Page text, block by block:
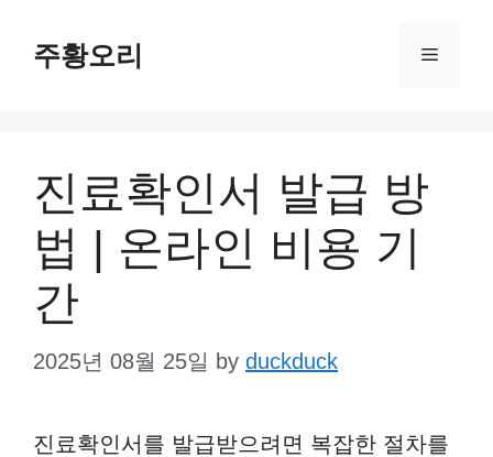
주황오리 Menu
진료확인서 발급 방
법 | 온라인 비용 기
간
2025년 08월 25일 by duckduck
진료확인서를 발급받으려면 복잡한 절차를